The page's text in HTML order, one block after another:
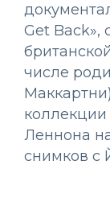
Get Back»,
числе
Леннона
снимков с